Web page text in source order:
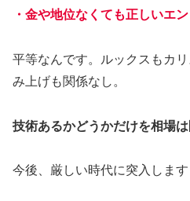
・金や地位なくても正しいエ
平等なんです。ルックスもカ
み上げも関係なし。
技術あるかどうかだけを相場は
今後、厳しい時代に突入します